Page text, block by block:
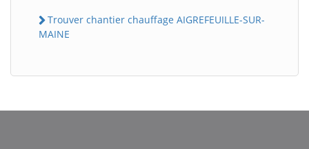
Trouver chantier chauffage AIGREFEUILLE-SUR-
MAINE
BatiWebPro